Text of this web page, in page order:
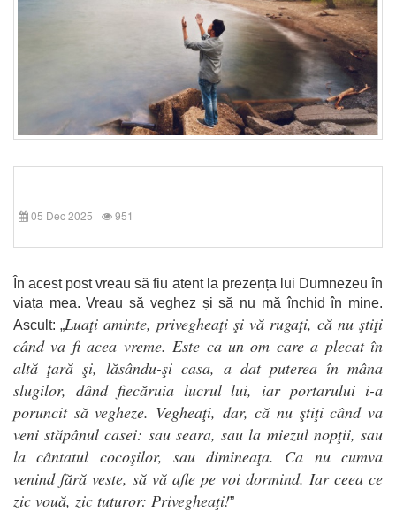
05 Dec 2025 951
În acest post vreau să fiu atent la prezența lui Dumnezeu în
viața mea. Vreau să veghez și să nu mă închid în mine.
Ascult: „Luaţi aminte, privegheaţi şi vă rugaţi, că nu ştiţi
când va fi acea vreme. Este ca un om care a plecat în
altă ţară şi, lăsându-şi casa, a dat puterea în mâna
slugilor, dând fiecăruia lucrul lui, iar portarului i-a
poruncit să vegheze. Vegheaţi, dar, că nu ştiţi când va
veni stăpânul casei: sau seara, sau la miezul nopţii, sau
la cântatul cocoşilor, sau dimineaţa. Ca nu cumva
venind fără veste, să vă afle pe voi dormind. Iar ceea ce
zic vouă, zic tuturor: Privegheaţi!”